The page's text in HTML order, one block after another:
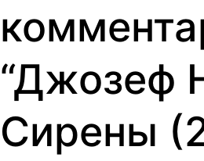
“Джозеф
Сирены